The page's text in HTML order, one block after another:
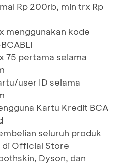
Rp 200rb, min trx Rp
menggunakan kode
75 pertama selama
user ID selama
Kartu Kredit BCA
seluruh produk
Official Store
Dyson, dan